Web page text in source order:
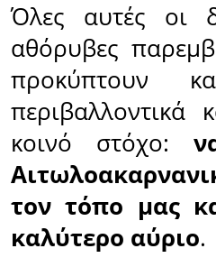
Όλες αυτές οι
αθόρυβες
προκύπτουν
κοινό στόχο:
τον τόπο μας
καλύτερο αύριο.